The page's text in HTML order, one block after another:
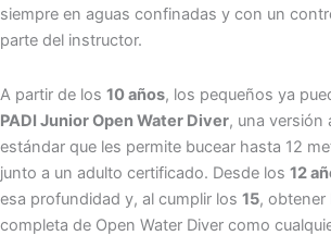
siempre en aguas confinadas y con un
parte del instructor.
A partir de los 10 años, los pequeños ya
PADI Junior Open Water Diver, una versión
estándar que les permite bucear hasta 12
junto a un adulto certificado. Desde los 12
esa profundidad y, al cumplir los 15, obtener
completa de Open Water Diver como